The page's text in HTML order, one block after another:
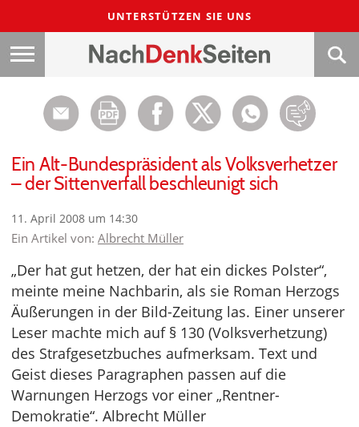
UNTERSTÜTZEN SIE UNS
Ein Alt-Bundespräsident als Volksverhetzer
– der Sittenverfall beschleunigt sich
11. April 2008 um 14:30
Ein Artikel von: Albrecht Müller
„Der hat gut hetzen, der hat ein dickes Polster“,
meinte meine Nachbarin, als sie Roman Herzogs
Äußerungen in der Bild-Zeitung las. Einer unserer
Leser machte mich auf § 130 (Volksverhetzung)
des Strafgesetzbuches aufmerksam. Text und
Geist dieses Paragraphen passen auf die
Warnungen Herzogs vor einer „Rentner-
Demokratie“. Albrecht Müller